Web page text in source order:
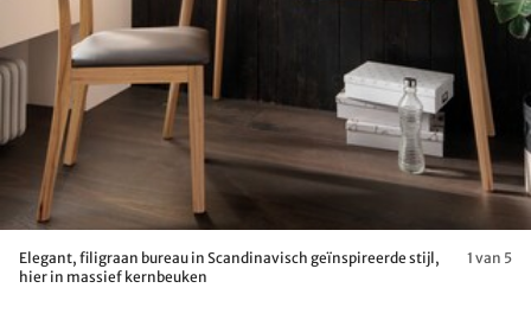
Elegant, filigraan bureau in Scandinavisch geïnspireerde stijl,
hier in massief kernbeuken
1 van 5